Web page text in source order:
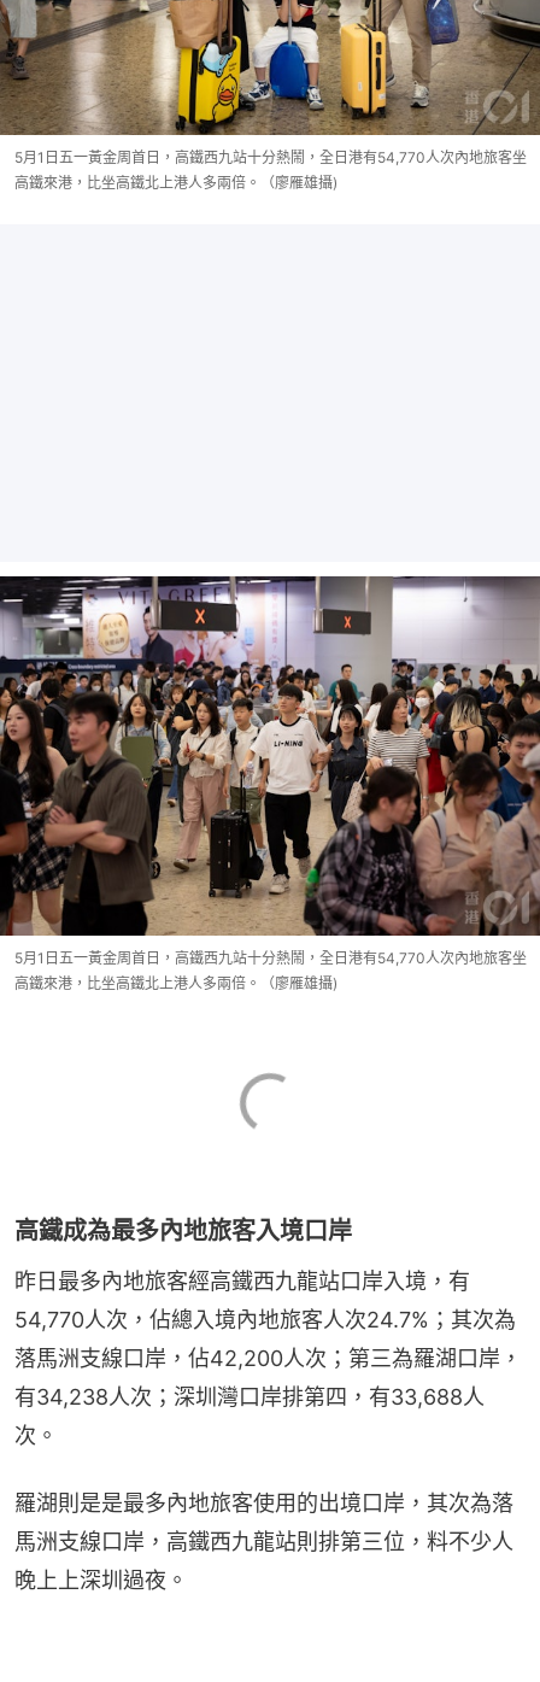
5月1日五一黃金周首日，高鐵西九站十分熱鬧，全日港有54,770人次內地旅客坐
高鐵來港，比坐高鐵北上港人多兩倍。（廖雁雄攝)
5月1日五一黃金周首日，高鐵西九站十分熱鬧，全日港有54,770人次內地旅客坐
高鐵來港，比坐高鐵北上港人多兩倍。（廖雁雄攝)
高鐵成為最多內地旅客入境口岸
昨日最多內地旅客經高鐵西九龍站口岸入境，有
54,770人次，佔總入境內地旅客人次24.7%；其次為
落馬洲支線口岸，佔42,200人次；第三為羅湖口岸，
有34,238人次；深圳灣口岸排第四，有33,688人
次。
羅湖則是是最多內地旅客使用的出境口岸，其次為落
馬洲支線口岸，高鐵西九龍站則排第三位，料不少人
晚上上深圳過夜。